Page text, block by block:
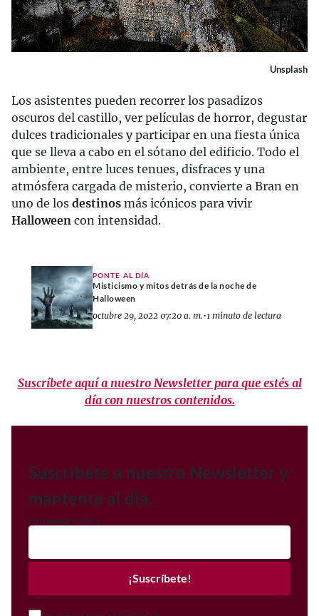
Unsplash
Los asistentes pueden recorrer los pasadizos
oscuros del castillo, ver películas de horror, degustar
dulces tradicionales y participar en una fiesta única
que se lleva a cabo en el sótano del edificio. Todo el
ambiente, entre luces tenues, disfraces y una
atmósfera cargada de misterio, convierte a Bran en
uno de los destinos más icónicos para vivir
Halloween con intensidad.
PONTE AL DÍA
Misticismo y mitos detrás de la noche de
Halloween
octubre 29, 2022 07:20 a. m.•1 minuto de lectura
Suscríbete aquí a nuestro Newsletter para que estés al
día con nuestros contenidos.
Suscríbete a nuestro Newsletter y
mantente al día.
Correo electrónico
¡Suscríbete!